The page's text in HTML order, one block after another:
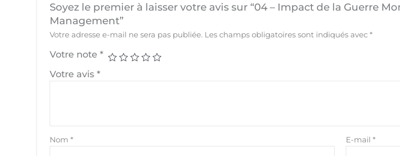
Soyez le premier à laisser votre avis sur “04 – Impact de la Guerre
Management”
Votre adresse e-mail ne sera pas publiée. Les champs obligatoires sont indiqués avec*
Votre note*
Votre avis*
Nom* E-mail*